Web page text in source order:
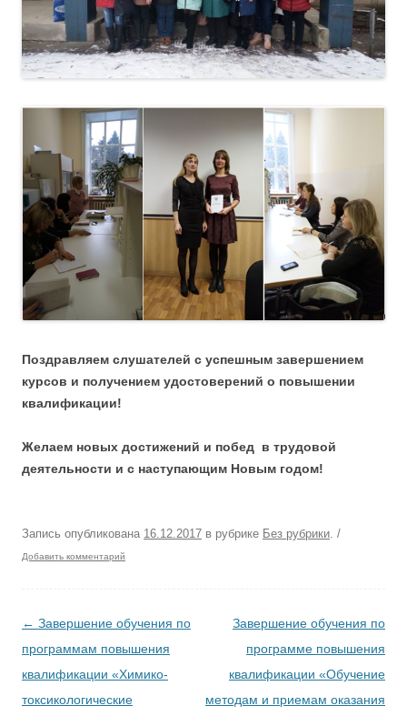
Поздравляем слушателей с успешным завершением
курсов и получением удостоверений о повышении
квалификации!
Желаем новых достижений и побед в трудовой
деятельности и с наступающим Новым годом!
Запись опубликована 16.12.2017 в рубрике Без рубрики /
Добавить комментарий
Навигация по записям
← Завершение обучения по
программам повышения
квалификации «Химико-
токсикологические
Завершение обучения по
программе повышения
квалификации «Обучение
методам и приемам оказания